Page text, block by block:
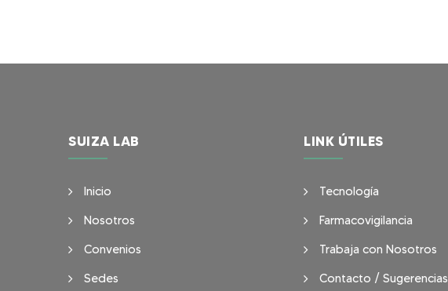
SUIZA LAB
Inicio
Nosotros
Convenios
Sedes
LINK ÚTILES
Tecnología
Farmacovigilancia
Trabaja con Nosotros
Contacto / Sugerencias